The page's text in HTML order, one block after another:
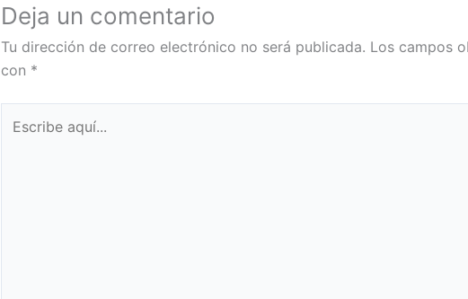
Deja un comentario
Tu dirección de correo electrónico no será publicada. Los campos
con *
aquí...